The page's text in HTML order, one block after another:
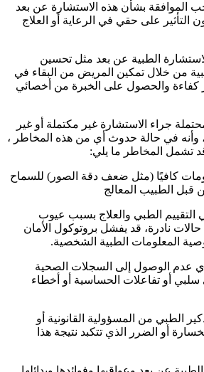
الموافقة بشأن هذه الاستشارة عن بعد
على حقي في الرعاية أو العلاج
الطبية عن بعد مثل تحسين
من خلال تمكين المريض من البقاء في
كفاءة والحصول على الخبرة من أخصائي
جراء الاستشارة غير مكتملة أو غير
وأنه في حالة حدوث أي من هذه المخاطر ،
تشمل المخاطر ما يلي:
كافيًا (مثل ضعف دقة الصور) للسماح
قبل الطبيب المعالج
الطبي والعلاج بسبب عيوب
نادرة، قد يفشل بروتوكول الأمان
المعلومات الطبية الشخصية.
عدم الوصول إلى السجلات الصحية
سلبي أو تفاعلات الحساسية أو أخطاء
الطبي من المسؤولية القانونية أو
أو الضرر الذي تتكبد نتيجة هذا